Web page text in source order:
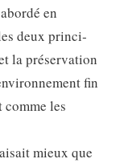
en
deux princi­
la préservation
fin
comme les
mieux que